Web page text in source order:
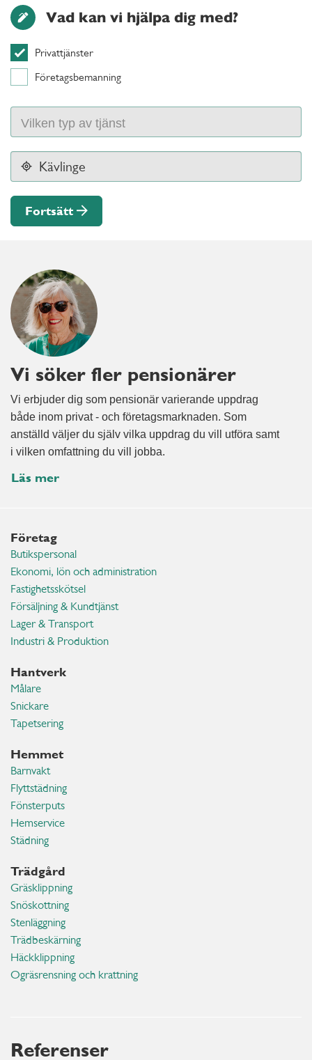
Vad kan vi hjälpa dig med?
Privattjänster
Företagsbemanning
Fortsätt
Vi söker fler pensionärer
Vi erbjuder dig som pensionär varierande uppdrag
både inom privat - och företagsmarknaden. Som
anställd väljer du själv vilka uppdrag du vill utföra samt
i vilken omfattning du vill jobba.
Läs mer
Företag
Butikspersonal
Ekonomi, lön och administration
Fastighetsskötsel
Försäljning & Kundtjänst
Lager & Transport
Industri & Produktion
Hantverk
Målare
Snickare
Tapetsering
Hemmet
Barnvakt
Flyttstädning
Fönsterputs
Hemservice
Städning
Trädgård
Gräsklippning
Snöskottning
Stenläggning
Trädbeskärning
Häckklippning
Ogräsrensning och krattning
Referenser